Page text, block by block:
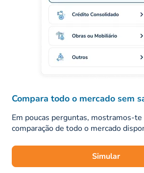
Compara todo o mercado sem
Em poucas perguntas, mostramos-
comparação de todo o mercado
Simular